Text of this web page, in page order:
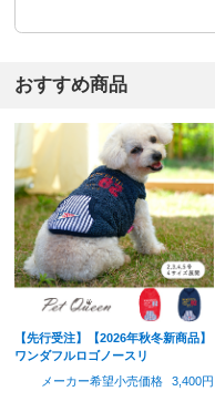
おすすめ商品
【先行受注】【2026年秋冬新商品】
ワンダフルロゴノースリ
メーカー希望小売価格
3,400円